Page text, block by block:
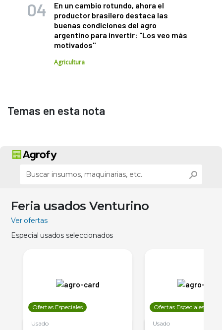
En un cambio rotundo, ahora el
productor brasilero destaca las
buenas condiciones del agro
argentino para invertir: "Los veo más
motivados"
Agricultura
Temas en esta nota
Feria usados Venturino
Ver ofertas
Especial usados seleccionados
Ofertas Especiales
Usado
Ofertas Especiales
Usado